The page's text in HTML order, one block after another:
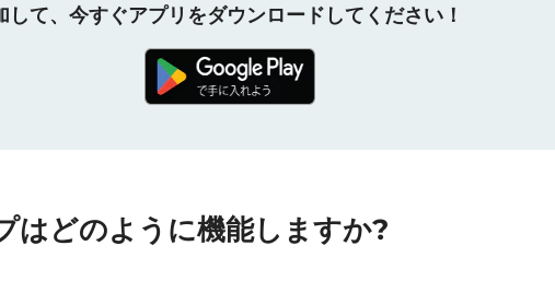
て、今すぐアプリをダウンロードしてください！
はどのように機能しますか?